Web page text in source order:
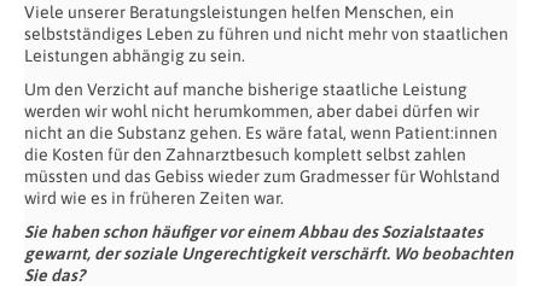
Viele unserer Beratungsleistungen helfen Menschen, ein
selbstständiges Leben zu führen und nicht mehr von staatlichen
Leistungen abhängig zu sein.
Um den Verzicht auf manche bisherige staatliche Leistung
werden wir wohl nicht herumkommen, aber dabei dürfen wir
nicht an die Substanz gehen. Es wäre fatal, wenn Patient:innen
die Kosten für den Zahnarztbesuch komplett selbst zahlen
müssten und das Gebiss wieder zum Gradmesser für Wohlstand
wird wie es in früheren Zeiten war.
Sie haben schon häufiger vor einem Abbau des Sozialstaates
gewarnt, der soziale Ungerechtigkeit verschärft. Wo beobachten
Sie das?